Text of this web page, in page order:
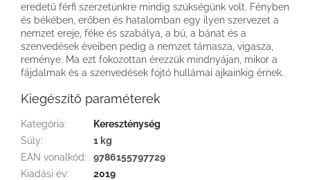
eredetű férfi szerzetünkre mindig szükségünk volt. Fényben
és békében, erőben és hatalomban egy ilyen szervezet a
nemzet ereje, féke és szabálya, a bú, a bánat és a
szenvedések éveiben pedig a nemzet támasza, vigasza,
reménye. Ma ezt fokozottan érezzük mindnyájan, mikor a
fájdalmak és a szenvedések fojtó hullámai ajkainkig érnek.
Kiegészítő paraméterek
Kategória:
Kereszténység
Súly:
1 kg
EAN vonalkód:
9786155797729
Kiadási év:
2019